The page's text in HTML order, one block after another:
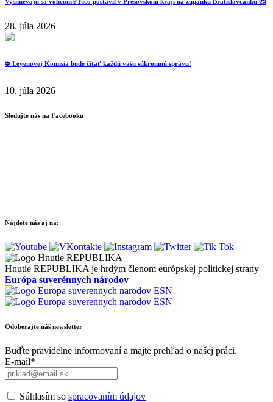
28. júla 2026
⛔️ Leyenovej Komisia bude čítať každú vašu súkromnú správu!
10. júla 2026
Sledujte nás na Facebooku
Nájdete nás aj na:
Hnutie REPUBLIKA je hrdým členom európskej politickej strany
Európa suverénnych národov
Odoberajte náš newsletter
Buďte pravidelne informovaní a majte prehľad o našej práci.
E-mail*
Súhlasím so spracovaním údajov